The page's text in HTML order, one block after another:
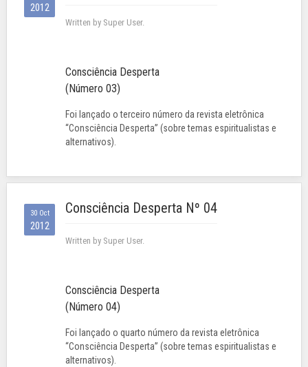
2012
Written by Super User.
Consciência Desperta
(Número 03)
Foi lançado o terceiro número da revista eletrônica
“Consciência Desperta” (sobre temas espiritualistas e
alternativos).
30 Oct
2012
Consciência Desperta Nº 04
Written by Super User.
Consciência Desperta
(Número 04)
Foi lançado o quarto número da revista eletrônica
“Consciência Desperta” (sobre temas espiritualistas e
alternativos).